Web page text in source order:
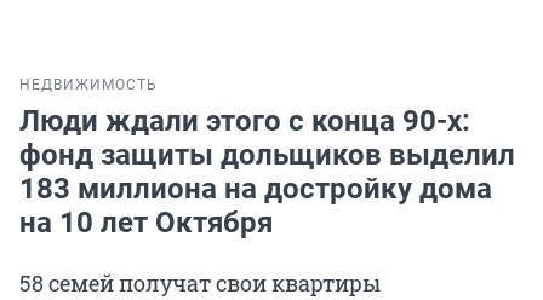
НЕДВИЖИМОСТЬ
Люди ждали этого с конца 90-х:
фонд защиты дольщиков выделил
183 миллиона на достройку дома
на 10 лет Октября
58 семей получат свои квартиры